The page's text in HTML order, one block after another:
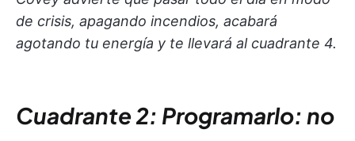
de crisis, apagando incendios, acabará
agotando tu energía y te llevará al cuadrante 4.
Cuadrante 2: Programarlo: no